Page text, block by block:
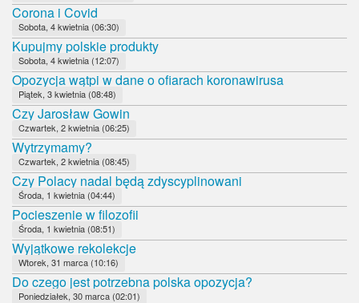
Corona i Covid
Sobota, 4 kwietnia (06:30)
Kupujmy polskie produkty
Sobota, 4 kwietnia (12:07)
Opozycja wątpi w dane o ofiarach koronawirusa
Piątek, 3 kwietnia (08:48)
Czy Jarosław Gowin
Czwartek, 2 kwietnia (06:25)
Wytrzymamy?
Czwartek, 2 kwietnia (08:45)
Czy Polacy nadal będą zdyscyplinowani
Środa, 1 kwietnia (04:44)
Pocieszenie w filozofii
Środa, 1 kwietnia (08:51)
Wyjątkowe rekolekcje
Wtorek, 31 marca (10:16)
Do czego jest potrzebna polska opozycja?
Poniedziałek, 30 marca (02:01)